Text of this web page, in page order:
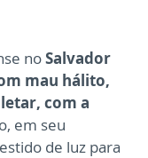
noSalvador
mau hálito,
com a
em seu
de luz para